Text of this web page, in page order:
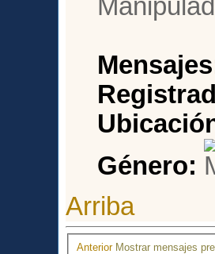
Género:
Arriba
Anterior Mostrar mensajes